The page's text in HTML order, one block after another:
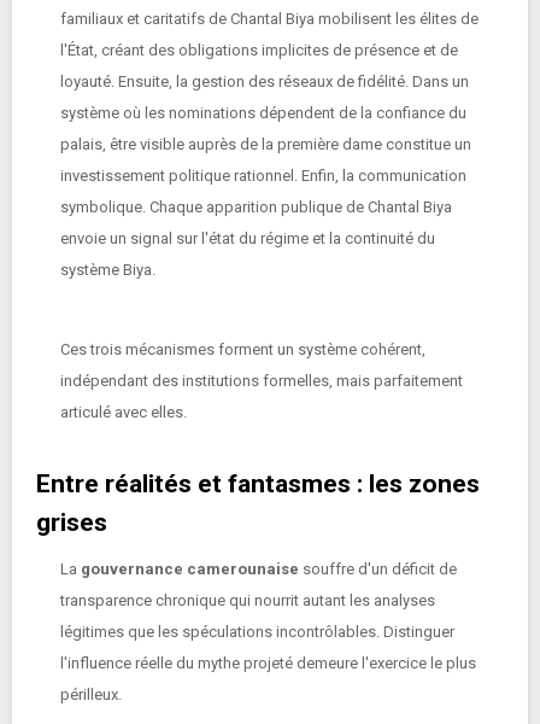
familiaux et caritatifs de Chantal Biya mobilisent les élites de
l'État, créant des obligations implicites de présence et de
loyauté. Ensuite, la gestion des réseaux de fidélité. Dans un
système où les nominations dépendent de la confiance du
palais, être visible auprès de la première dame constitue un
investissement politique rationnel. Enfin, la communication
symbolique. Chaque apparition publique de Chantal Biya
envoie un signal sur l'état du régime et la continuité du
système Biya.
Ces trois mécanismes forment un système cohérent,
indépendant des institutions formelles, mais parfaitement
articulé avec elles.
Entre réalités et fantasmes : les zones
grises
La gouvernance camerounaise souffre d'un déficit de
transparence chronique qui nourrit autant les analyses
légitimes que les spéculations incontrôlables. Distinguer
l'influence réelle du mythe projeté demeure l'exercice le plus
périlleux.